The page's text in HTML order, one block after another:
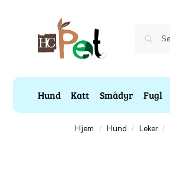
Hund Katt Smådyr Fugl
Hjem / Hund / Leker /